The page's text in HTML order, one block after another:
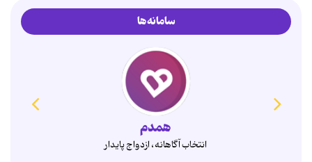
سامانه‌ها
همدم
انتخاب آگاهانه، ازدواج پایدار